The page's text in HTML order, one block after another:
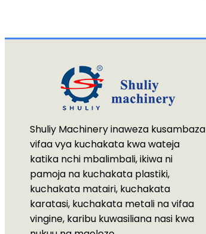
Shuliy Machinery inaweza kusambaza
vifaa vya kuchakata kwa wateja
katika nchi mbalimbali, ikiwa ni
pamoja na kuchakata plastiki,
kuchakata matairi, kuchakata
karatasi, kuchakata metali na vifaa
vingine, karibu kuwasiliana nasi kwa